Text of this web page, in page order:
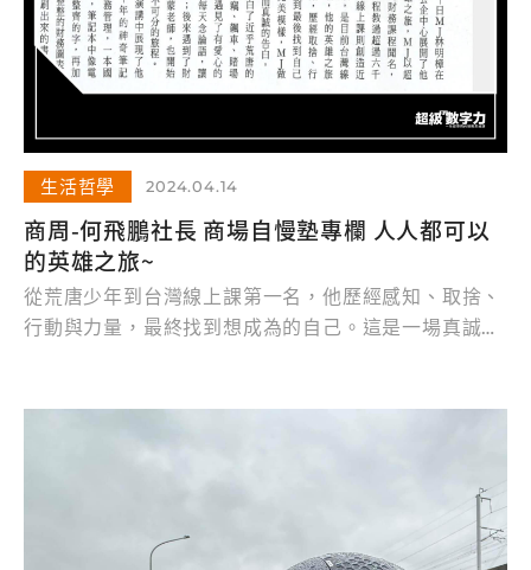
生活哲學 2024.04.14
商周-何飛鵬社長 商場自慢塾專欄 人人都可以
的英雄之旅~
從荒唐少年到台灣線上課第一名，他歷經感知、取捨、
行動與力量，最終找到想成為的自己。這是一場真誠而